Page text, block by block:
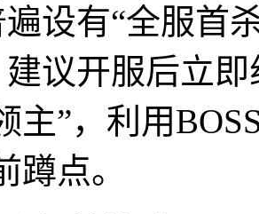
设有“全服首
议开服后立即
主”，利用
蹲点。